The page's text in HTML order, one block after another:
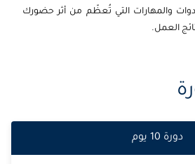
امستردام التفاصيل
إسطنبول
والمهارات التي تُعظّم من أثر حضورك
العمل.
دورة 10 يوم